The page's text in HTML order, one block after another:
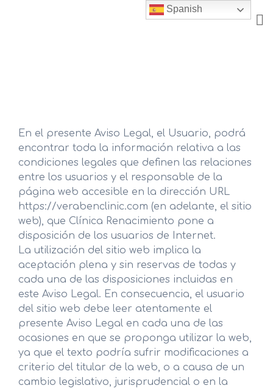
En el presente Aviso Legal, el Usuario, podrá
encontrar toda la información relativa a las
condiciones legales que definen las relaciones
entre los usuarios y el responsable de la
página web accesible en la dirección URL
https://verabenclinic.com (en adelante, el sitio
web), que Clínica Renacimiento pone a
disposición de los usuarios de Internet.
La utilización del sitio web implica la
aceptación plena y sin reservas de todas y
cada una de las disposiciones incluidas en
este Aviso Legal. En consecuencia, el usuario
del sitio web debe leer atentamente el
presente Aviso Legal en cada una de las
ocasiones en que se proponga utilizar la web,
ya que el texto podría sufrir modificaciones a
criterio del titular de la web, o a causa de un
cambio legislativo, jurisprudencial o en la
Spanish